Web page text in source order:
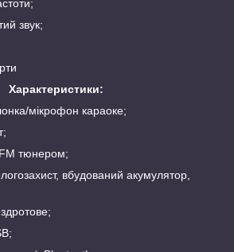
звук;
Характеристики:
мікрофон караоке;
тюнером;
вбудований акумулятор,